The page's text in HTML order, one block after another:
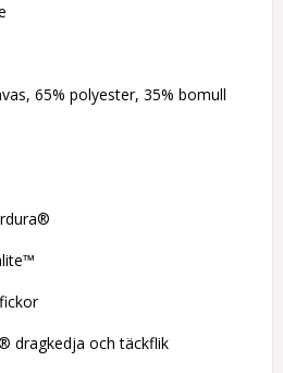
65% polyester, 35% bomull
dragkedja och täckflik